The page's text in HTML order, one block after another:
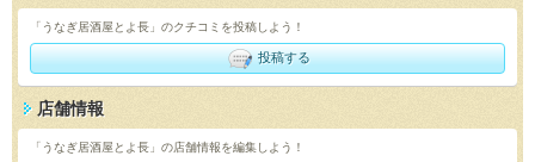
「うなぎ居酒屋とよ長」のクチコミを投稿しよう！
投稿する
店舗情報
「うなぎ居酒屋とよ長」の店舗情報を編集しよう！